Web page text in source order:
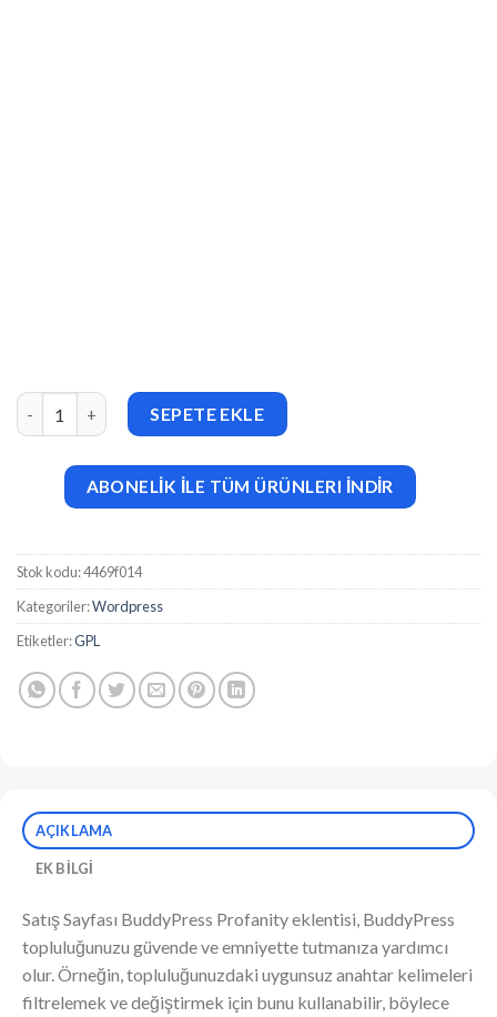
Wbcom Designs – BuddyPress Profanity 1.9.0 adet
SEPETE EKLE
ABONELİK İLE TÜM ÜRÜNLERI İNDİR
Stok kodu:4469f014
Kategoriler:Wordpress
Etiketler:GPL
AÇIKLAMA
EK BILGI
Satış Sayfası BuddyPress Profanity eklentisi, BuddyPress
topluluğunuzu güvende ve emniyette tutmanıza yardımcı
olur. Örneğin, topluluğunuzdaki uygunsuz anahtar kelimeleri
filtrelemek ve değiştirmek için bunu kullanabilir, böylece